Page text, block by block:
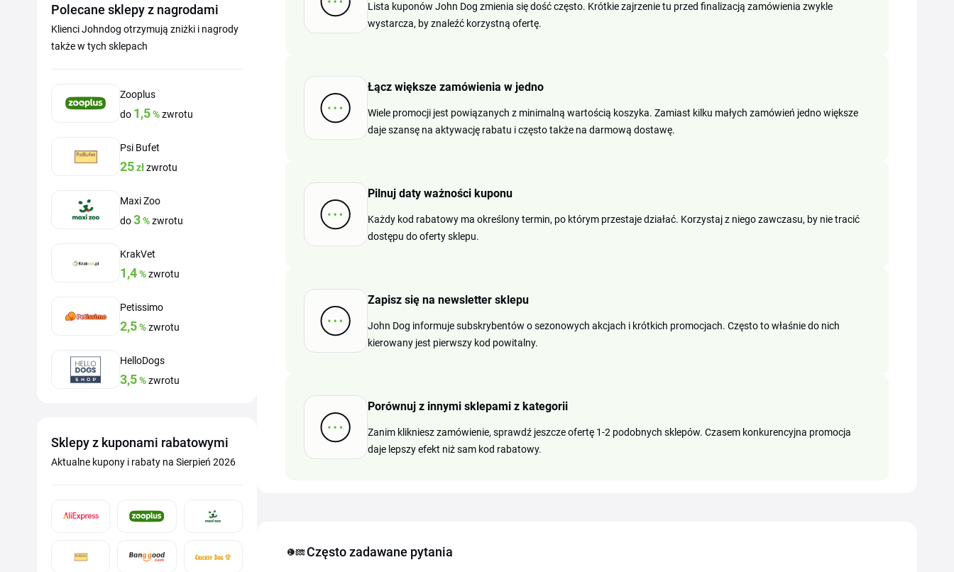
Polecane sklepy z nagrodami
Klienci Johndog otrzymują zniżki i nagrody
także w tych sklepach
Zooplus
do 1,5%zwrotu
Psi Bufet
25złzwrotu
Maxi Zoo
do3%zwrotu
KrakVet
1,4%zwrotu
Petissimo
2,5%zwrotu
HelloDogs
3,5%zwrotu
Sklepy z kuponami rabatowymi
Aktualne kupony i rabaty na Sierpień 2026
Lista kuponów John Dog zmienia się dość często. Krótkie zajrzenie tu przed finalizacją zamówienia zwykle
wystarcza, by znaleźć korzystną ofertę.
Łącz większe zamówienia w jedno
Wiele promocji jest powiązanych z minimalną wartością koszyka. Zamiast kilku małych zamówień jedno większe
daje szansę na aktywację rabatu i często także na darmową dostawę.
Pilnuj daty ważności kuponu
Każdy kod rabatowy ma określony termin, po którym przestaje działać. Korzystaj z niego zawczasu, by nie tracić
dostępu do oferty sklepu.
Zapisz się na newsletter sklepu
John Dog informuje subskrybentów o sezonowych akcjach i krótkich promocjach. Często to właśnie do nich
kierowany jest pierwszy kod powitalny.
Porównuj z innymi sklepami z kategorii
Zanim klikniesz zamówienie, sprawdź jeszcze ofertę 1-2 podobnych sklepów. Czasem konkurencyjna promocja
daje lepszy efekt niż sam kod rabatowy.
Często zadawane pytania